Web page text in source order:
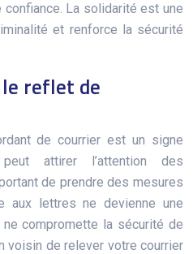
La solidarité est une
et renforce la sécurité
reflet de
de courrier est un signe
attirer l’attention des
de prendre des mesures
aux lettres ne devienne une
compromette la sécurité de
voisin de relever votre courrier